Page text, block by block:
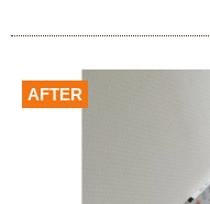
AFTER